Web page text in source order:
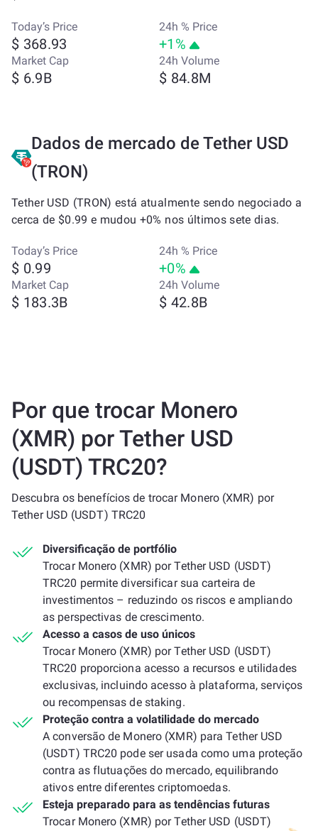
Today’s Price
$ 368.93
24h % Price
+1%
Market Cap
$ 6.9B
24h Volume
$ 84.8M
Dados de mercado de Tether USD
(TRON)
Tether USD (TRON) está atualmente sendo negociado a
cerca de $0.99 e mudou +0% nos últimos sete dias.
Today’s Price
$ 0.99
24h % Price
+0%
Market Cap
$ 183.3B
24h Volume
$ 42.8B
Por que trocar Monero
(XMR) por Tether USD
(USDT) TRC20?
Descubra os benefícios de trocar Monero (XMR) por
Tether USD (USDT) TRC20
Diversificação de portfólio
Trocar Monero (XMR) por Tether USD (USDT)
TRC20 permite diversificar sua carteira de
investimentos – reduzindo os riscos e ampliando
as perspectivas de crescimento.
Acesso a casos de uso únicos
Trocar Monero (XMR) por Tether USD (USDT)
TRC20 proporciona acesso a recursos e utilidades
exclusivas, incluindo acesso à plataforma, serviços
ou recompensas de staking.
Proteção contra a volatilidade do mercado
A conversão de Monero (XMR) para Tether USD
(USDT) TRC20 pode ser usada como uma proteção
contra as flutuações do mercado, equilibrando
ativos entre diferentes criptomoedas.
Esteja preparado para as tendências futuras
Trocar Monero (XMR) por Tether USD (USDT)